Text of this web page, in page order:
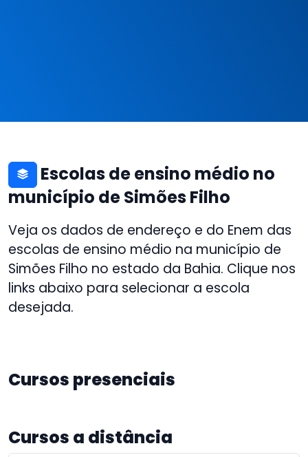
Escolas de ensino médio no
município de Simões Filho
Veja os dados de endereço e do Enem das
escolas de ensino médio na município de
Simões Filho no estado da Bahia. Clique nos
links abaixo para selecionar a escola
desejada.
Cursos presenciais
Cursos a distância